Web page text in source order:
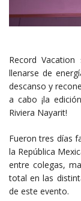
Record
llenarse de
descanso y
a cabo ¡la
Riviera Nayarit!
Fueron tres días
la República
entre colegas,
total en las
de este evento.